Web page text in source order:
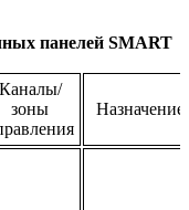
панелей SMART
Каналы/
зоны
Назначение